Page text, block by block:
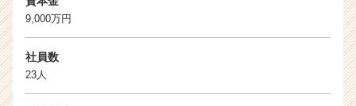
9,000万円
社員数
23人